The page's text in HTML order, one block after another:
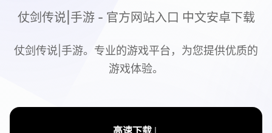
仗剑传说|手游 - 官方网站入口 中文安卓下载
仗剑传说|手游。专业的游戏平台，为您提供优质的
游戏体验。
高速下载 ↓